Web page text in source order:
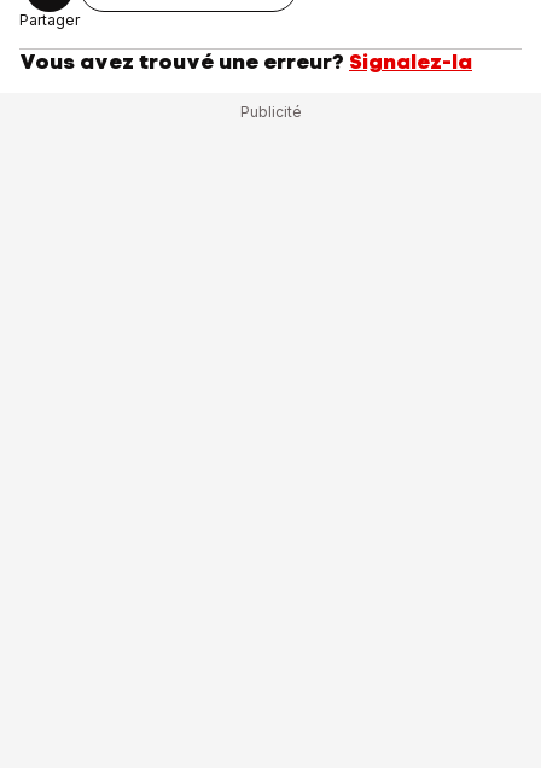
Partager
Vous avez trouvé une erreur? Signalez-la